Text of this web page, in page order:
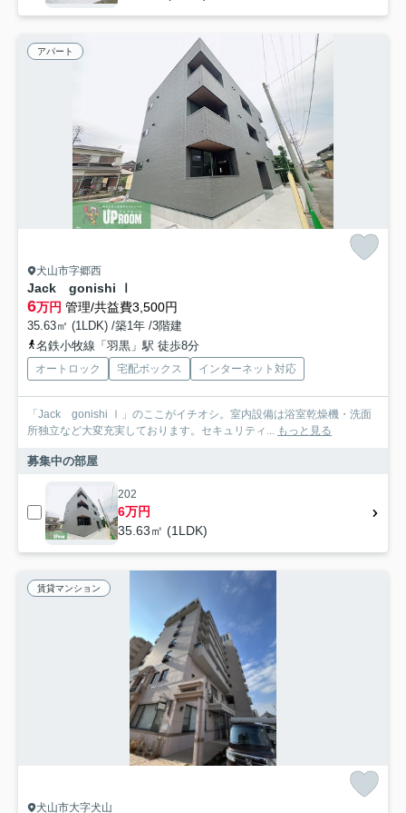
アパート
犬山市字郷西
Jack gonishi Ⅰ
6万円 管理/共益費3,500円
35.63㎡ (1LDK) /築1年 /3階建
名鉄小牧線「羽黒」駅 徒歩8分
オートロック 宅配ボックス インターネット対応
「Jack gonishi Ⅰ」のここがイチオシ。室内設備は浴室乾燥機・洗面
所独立など大変充実しております。セキュリティ...
もっと見る
募集中の部屋
202
6万円
35.63㎡ (1LDK)
賃貸マンション
犬山市大字犬山